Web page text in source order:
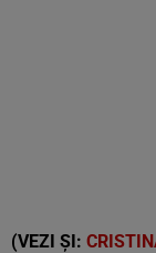
(VEZI ȘI: